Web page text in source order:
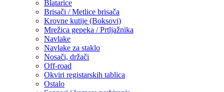
Blatarice
Brisači / Metlice brisača
Krovne kutije (Boksovi)
Mrežica gepeka / Prtljažnika
Navlake
Navlake za staklo
Nosači, držači
Off-road
Okviri registarskih tablica
Ostalo